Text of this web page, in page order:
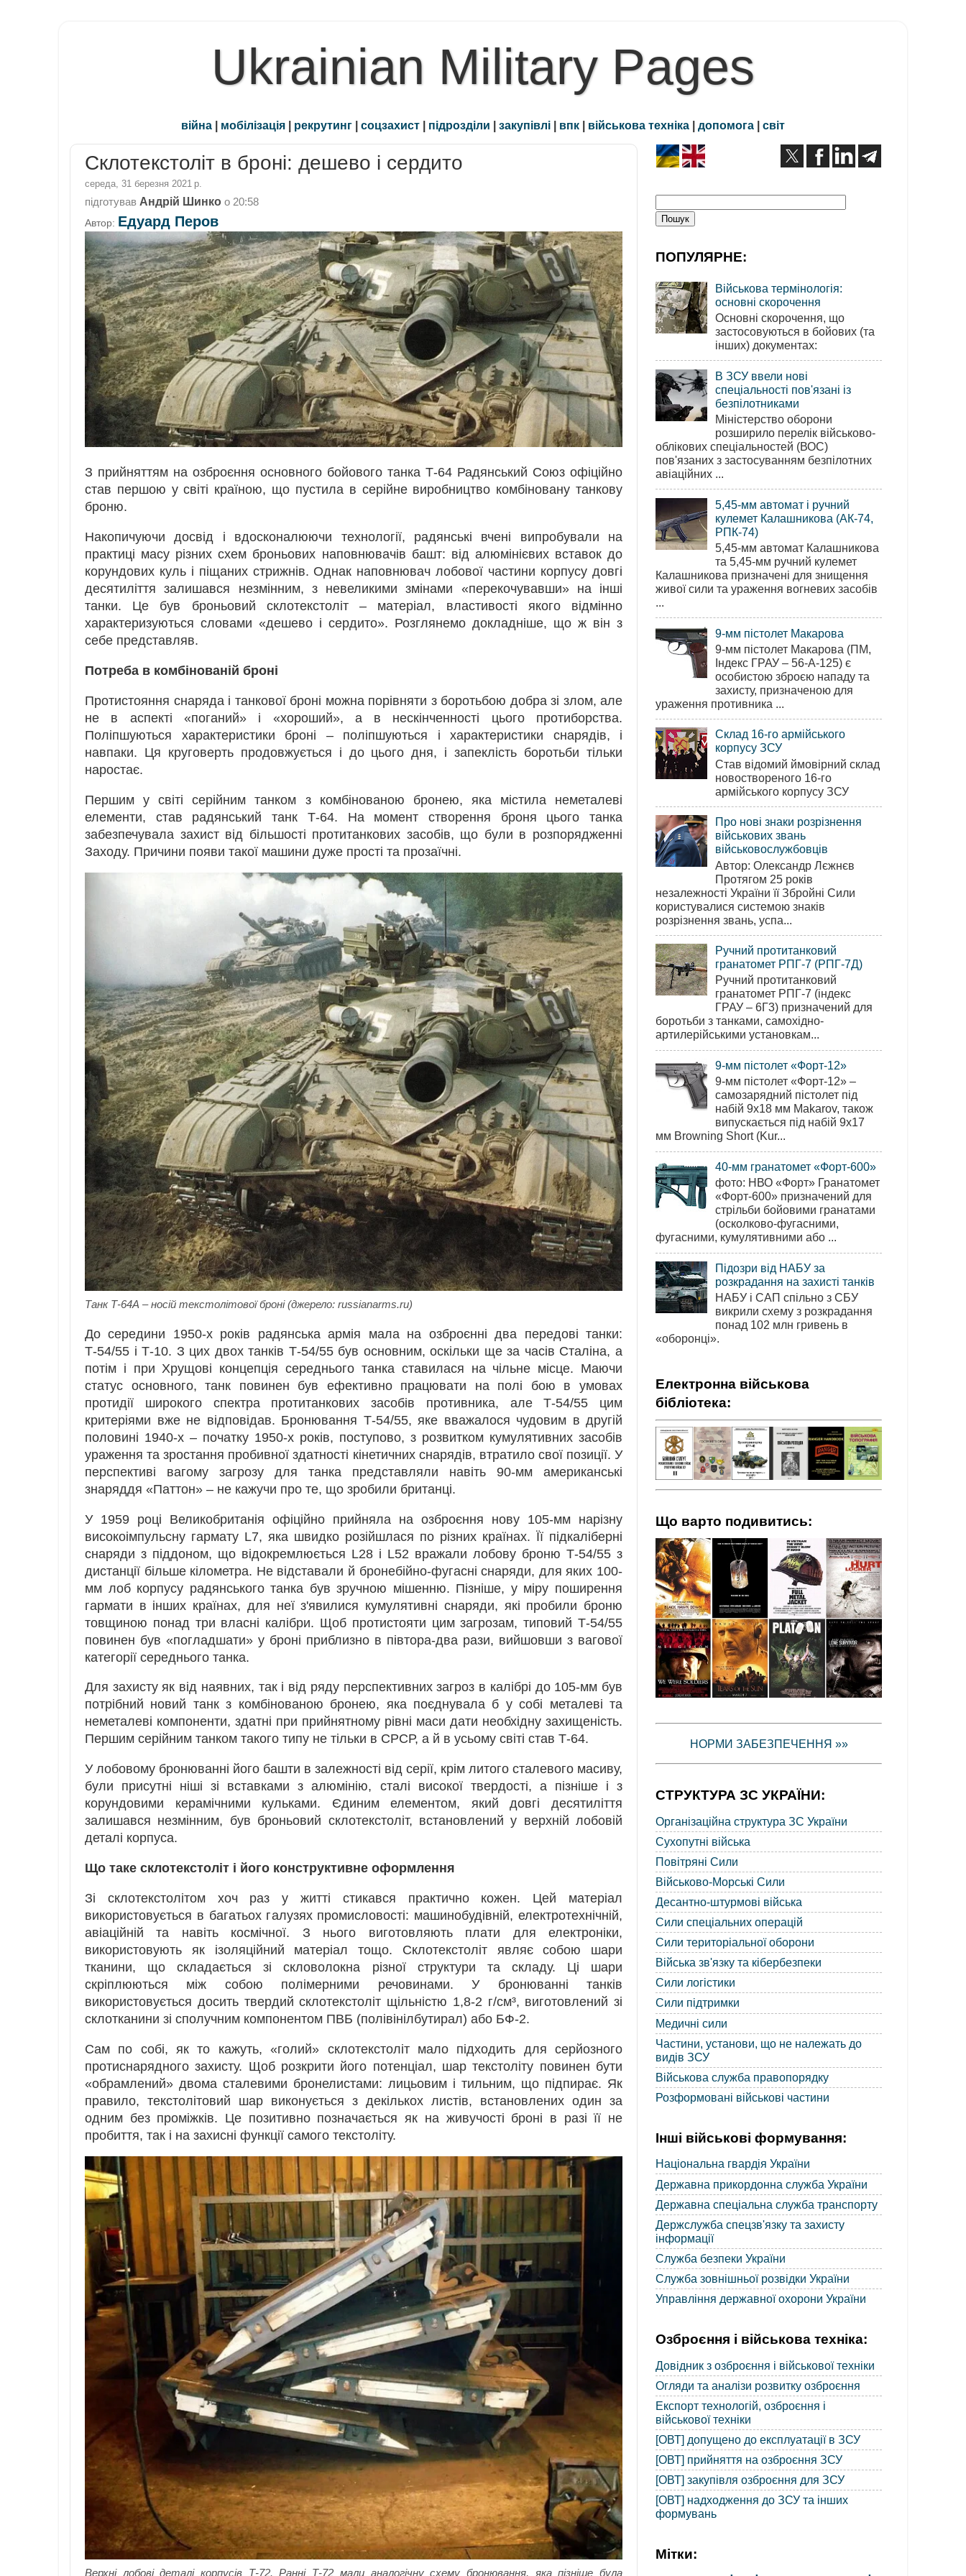
Ukrainian Military Pages
війна | мобілізація | рекрутинг | соцзахист | підрозділи | закупівлі | впк | військова техніка | допомога | світ
Склотекстоліт в броні: дешево і сердито
середа, 31 березня 2021 р.
підготував Андрій Шинко о 20:58
Автор: Едуард Перов
З прийняттям на озброєння основного бойового танка Т-64 Радянський Союз офіційно
став першою у світі країною, що пустила в серійне виробництво комбіновану танкову
броню.
Накопичуючи досвід і вдосконалюючи технології, радянські вчені випробували на
практиці масу різних схем броньових наповнювачів башт: від алюмінієвих вставок до
корундових куль і піщаних стрижнів. Однак наповнювач лобової частини корпусу довгі
десятиліття залишався незмінним, з невеликими змінами «перекочувавши» на інші
танки. Це був броньовий склотекстоліт – матеріал, властивості якого відмінно
характеризуються словами «дешево і сердито». Розглянемо докладніше, що ж він з
себе представляв.
Потреба в комбінованій броні
Протистояння снаряда і танкової броні можна порівняти з боротьбою добра зі злом, але
не в аспекті «поганий» і «хороший», а в нескінченності цього протиборства.
Поліпшуються характеристики броні – поліпшуються і характеристики снарядів, і
навпаки. Ця круговерть продовжується і до цього дня, і запеклість боротьби тільки
наростає.
Першим у світі серійним танком з комбінованою бронею, яка містила неметалеві
елементи, став радянський танк Т-64. На момент створення броня цього танка
забезпечувала захист від більшості протитанкових засобів, що були в розпорядженні
Заходу. Причини появи такої машини дуже прості та прозаїчні.
Танк Т-64А – носій текстолітової броні (джерело: russianarms.ru)
До середини 1950-х років радянська армія мала на озброєнні два передові танки:
Т-54/55 і Т-10. З цих двох танків Т-54/55 був основним, оскільки ще за часів Сталіна, а
потім і при Хрущові концепція середнього танка ставилася на чільне місце. Маючи
статус основного, танк повинен був ефективно працювати на полі бою в умовах
протидії широкого спектра протитанкових засобів противника, але Т-54/55 цим
критеріями вже не відповідав. Бронювання Т-54/55, яке вважалося чудовим в другій
половині 1940-х – початку 1950-х років, поступово, з розвитком кумулятивних засобів
ураження та зростання пробивної здатності кінетичних снарядів, втратило свої позиції. У
перспективі вагому загрозу для танка представляли навіть 90-мм американські
знаряддя «Паттон» – не кажучи про те, що зробили британці.
У 1959 році Великобританія офіційно прийняла на озброєння нову 105-мм нарізну
високоімпульсну гармату L7, яка швидко розійшлася по різних країнах. Її підкаліберні
снаряди з піддоном, що відокремлюється L28 і L52 вражали лобову броню Т-54/55 з
дистанції більше кілометра. Не відставали й бронебійно-фугасні снаряди, для яких 100-
мм лоб корпусу радянського танка був зручною мішенню. Пізніше, у міру поширення
гармати в інших країнах, для неї з'явилися кумулятивні снаряди, які пробили броню
товщиною понад три власні калібри. Щоб протистояти цим загрозам, типовий Т-54/55
повинен був «погладшати» у броні приблизно в півтора-два рази, вийшовши з вагової
категорії середнього танка.
Для захисту як від наявних, так і від ряду перспективних загроз в калібрі до 105-мм був
потрібний новий танк з комбінованою бронею, яка поєднувала б у собі металеві та
неметалеві компоненти, здатні при прийнятному рівні маси дати необхідну захищеність.
Першим серійним танком такого типу не тільки в СРСР, а й в усьому світі став Т-64.
У лобовому бронюванні його башти в залежності від серії, крім литого сталевого масиву,
були присутні ніші зі вставками з алюмінію, сталі високої твердості, а пізніше і з
корундовими керамічними кульками. Єдиним елементом, який довгі десятиліття
залишався незмінним, був броньовий склотекстоліт, встановлений у верхній лобовій
деталі корпуса.
Що таке склотекстоліт і його конструктивне оформлення
Зі склотекстолітом хоч раз у житті стикався практично кожен. Цей матеріал
використовується в багатьох галузях промисловості: машинобудівній, електротехнічній,
авіаційній та навіть космічної. З нього виготовляють плати для електроніки,
використовують як ізоляційний матеріал тощо. Склотекстоліт являє собою шари
тканини, що складається зі скловолокна різної структури та складу. Ці шари
скріплюються між собою полімерними речовинами. У бронюванні танків
використовується досить твердий склотекстоліт щільністю 1,8-2 г/см³, виготовлений зі
склотканини зі сполучним компонентом ПВБ (полівінілбутирал) або БФ-2.
Сам по собі, як то кажуть, «голий» склотекстоліт мало підходить для серйозного
протиснарядного захисту. Щоб розкрити його потенціал, шар текстоліту повинен бути
«обрамлений» двома сталевими бронелистами: лицьовим і тильним, що підпирає. Як
правило, текстолітовий шар виконується з декількох листів, встановлених один за
одним без проміжків. Це позитивно позначається як на живучості броні в разі її не
пробиття, так і на захисні функції самого текстоліту.
Верхні лобові деталі корпусів Т-72. Ранні Т-72 мали аналогічну схему бронювання, яка пізніше була
ПОПУЛЯРНЕ:
Військова термінологія:
основні скорочення
Основні скорочення, що
застосовуються в бойових (та
інших) документах:
В ЗСУ ввели нові
спеціальності пов'язані із
безпілотниками
Міністерство оборони
розширило перелік військово-
облікових спеціальностей (ВОС)
пов'язаних з застосуванням безпілотних
авіаційних ...
5,45-мм автомат і ручний
кулемет Калашникова (АК-74,
РПК-74)
5,45-мм автомат Калашникова
та 5,45-мм ручний кулемет
Калашникова призначені для знищення
живої сили та ураження вогневих засобів
...
9-мм пістолет Макарова
9-мм пістолет Макарова (ПМ,
Індекс ГРАУ – 56-А-125) є
особистою зброєю нападу та
захисту, призначеною для
ураження противника ...
Склад 16-го армійського
корпусу ЗСУ
Став відомий ймовірний склад
новоствореного 16-го
армійського корпусу ЗСУ
Про нові знаки розрізнення
військових звань
військовослужбовців
Автор: Олександр Лєжнєв
Протягом 25 років
незалежності України її Збройні Сили
користувалися системою знаків
розрізнення звань, успа...
Ручний протитанковий
гранатомет РПГ-7 (РПГ-7Д)
Ручний протитанковий
гранатомет РПГ-7 (індекс
ГРАУ – 6Г3) призначений для
боротьби з танками, самохідно-
артилерійськими установкам...
9-мм пістолет «Форт-12»
9-мм пістолет «Форт-12» –
самозарядний пістолет під
набій 9х18 мм Makarov, також
випускається під набій 9х17
мм Browning Short (Kur...
40-мм гранатомет «Форт-600»
фото: НВО «Форт» Гранатомет
«Форт-600» призначений для
стрільби бойовими гранатами
(осколково-фугасними,
фугасними, кумулятивними або ...
Підозри від НАБУ за
розкрадання на захисті танків
НАБУ і САП спільно з СБУ
викрили схему з розкрадання
понад 102 млн гривень в
«оборонці».
Електронна військова
бібліотека:
Що варто подивитись:
НОРМИ ЗАБЕЗПЕЧЕННЯ »»
СТРУКТУРА ЗС УКРАЇНИ:
Організаційна структура ЗС України
Сухопутні війська
Повітряні Сили
Військово-Морські Сили
Десантно-штурмові війська
Сили спеціальних операцій
Сили територіальної оборони
Війська зв'язку та кібербезпеки
Сили логістики
Сили підтримки
Медичні сили
Частини, установи, що не належать до
видів ЗСУ
Військова служба правопорядку
Розформовані військові частини
Інші військові формування:
Національна гвардія України
Державна прикордонна служба України
Державна спеціальна служба транспорту
Держслужба спецзв'язку та захисту
інформації
Служба безпеки України
Служба зовнішньої розвідки України
Управління державної охорони України
Озброєння і військова техніка:
Довідник з озброєння і військової техніки
Огляди та аналізи розвитку озброєння
Експорт технологій, озброєння і
військової техніки
[ОВТ] допущено до експлуатації в ЗСУ
[ОВТ] прийняття на озброєння ЗСУ
[ОВТ] закупівля озброєння для ЗСУ
[ОВТ] надходження до ЗСУ та інших
формувань
Мітки: